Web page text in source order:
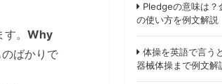
す。Why
ばかりで
Pledgeの意味は？
の使い方を例文解説
体操を英語で言う
器械体操まで例文解